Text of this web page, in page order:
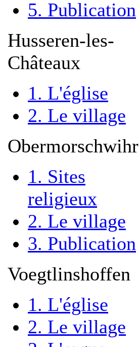
5. Publication
Husseren-les-
Châteaux
1. L'église
2. Le village
Obermorschwihr
1. Sites
religieux
2. Le village
3. Publication
Voegtlinshoffen
1. L'église
2. Le village